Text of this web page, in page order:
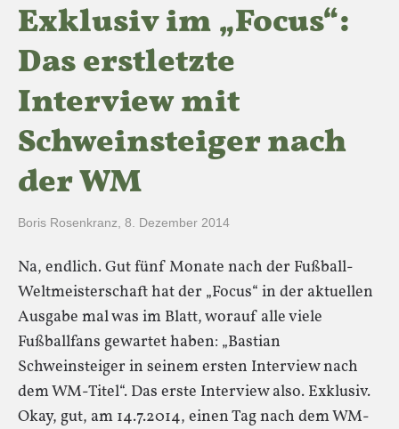
Exklusiv im „Focus“:
Das erstletzte
Interview mit
Schweinsteiger nach
der WM
Boris Rosenkranz 8. Dezember 2014
Na, endlich. Gut fünf Monate nach der Fußball-
Weltmeisterschaft hat der „Focus“ in der aktuellen
Ausgabe mal was im Blatt, worauf alle viele
Fußballfans gewartet haben: „Bastian
Schweinsteiger in seinem ersten Interview nach
dem WM-Titel“. Das erste Interview also. Exklusiv.
Okay, gut, am 14.7.2014, einen Tag nach dem WM-